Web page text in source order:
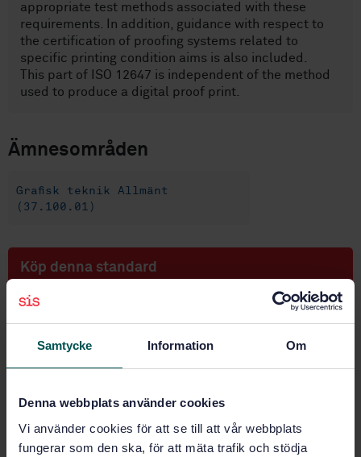
Samtycke Information Om
Denna webbplats använder cookies
Vi använder cookies för att se till att vår webbplats
fungerar som den ska, för att mäta trafik och stödja
appropriate test methods associated with these
requirements. In addition, guidance with respect to
the certification of proofing systems related to
specific printing condition aims is also included.
This part of ISO 12647 is independent of the method
used to produce a digital proof print.
Ämnesområden
Grafisk teknik Allmänt
(37.100.01)
Köp denna standard
STANDARD
Grafisk teknik - Processtyrning vid framställning av
färgseparationer, provtryck och upplagetryck - Del 7:
data (ISO 12647-7:2007, IDT)
Prenumerera på standarden - Läs mer